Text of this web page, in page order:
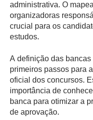
administrativa. O
organizadoras
crucial para os
estudos.
A definição das
primeiros passos para
oficial dos concursos.
importância de
banca para otimizar a
de aprovação.